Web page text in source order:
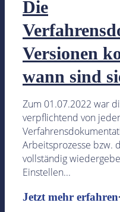
Blog & Glossar
Blog
Kostenfreie und
Glossar
Begriffe und Inhalte
Jetzt mehr erfahren
Die
Versionen
wann sind
Zum 01.07.2022 war
verpflichtend von
Arbeitsprozesse bzw.
vollständig
Einstellen...
Jetzt mehr erfahren